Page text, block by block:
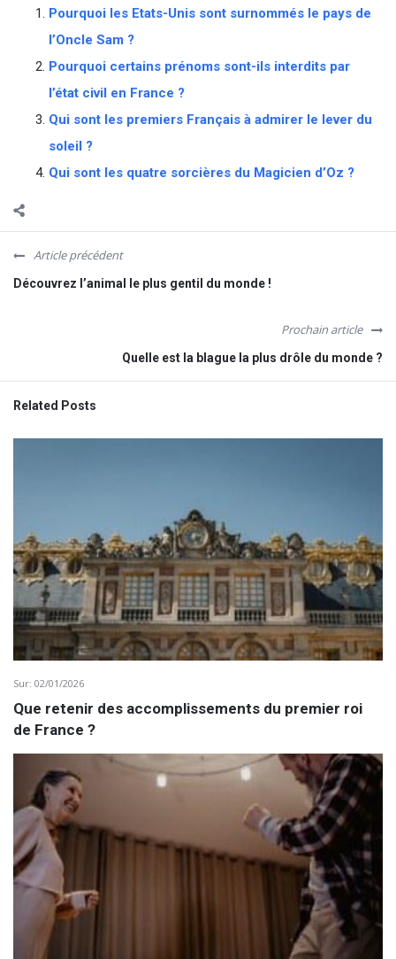
Pourquoi les Etats-Unis sont surnommés le pays de
l’Oncle Sam ?
Pourquoi certains prénoms sont-ils interdits par
l’état civil en France ?
Qui sont les premiers Français à admirer le lever du
soleil ?
Qui sont les quatre sorcières du Magicien d’Oz ?
Article précédent
Découvrez l’animal le plus gentil du monde !
Prochain article
Quelle est la blague la plus drôle du monde ?
Related Posts
Sur: 02/01/2026
Que retenir des accomplissements du premier roi
de France ?